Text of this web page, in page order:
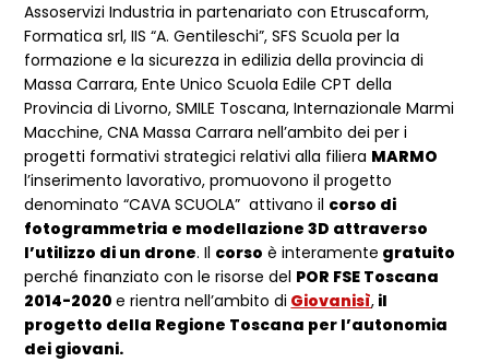
Assoservizi Industria in partenariato con Etruscaform,
Formatica srl, IIS “A. Gentileschi”, SFS Scuola per la
formazione e la sicurezza in edilizia della provincia di
Massa Carrara, Ente Unico Scuola Edile CPT della
Provincia di Livorno, SMILE Toscana, Internazionale Marmi
Macchine, CNA Massa Carrara nell’ambito dei per i
progetti formativi strategici relativi alla filiera MARMO
l’inserimento lavorativo, promuovono il progetto
denominato “CAVA SCUOLA” attivano il corso di
fotogrammetria e modellazione 3D attraverso
l’utilizzo di un drone. Il corso è interamente gratuito
perché finanziato con le risorse del POR FSE Toscana
2014-2020e rientra nell’ambito di Giovanisì, il
progetto della Regione Toscana per l’autonomia
dei giovani.